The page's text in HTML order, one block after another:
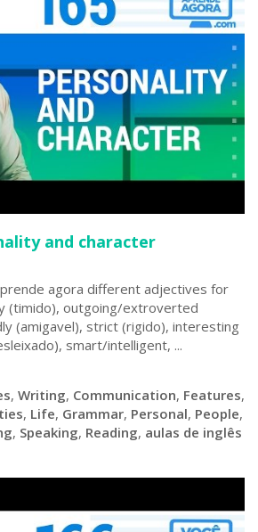
and character
agora different adjectives for
(timido), outgoing/extroverted
(amigavel), strict (rigido), interesting
smart/intelligent, ...
, Writing, Communication, Features,
, Life, Grammar, Personal, People,
, Speaking, Reading, aulas de inglês